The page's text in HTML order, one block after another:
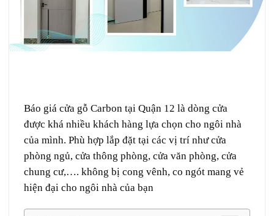
Báo giá cửa gỗ Carbon tại Quận 12 là dòng cửa
được khá nhiều khách hàng lựa chọn cho ngôi nhà
của mình. Phù hợp lắp đặt tại các vị trí như cửa
phòng ngủ, cửa thông phòng, cửa văn phòng, cửa
chung cư,…. không bị cong vênh, co ngót mang vẻ
hiện đại cho ngôi nhà của bạn